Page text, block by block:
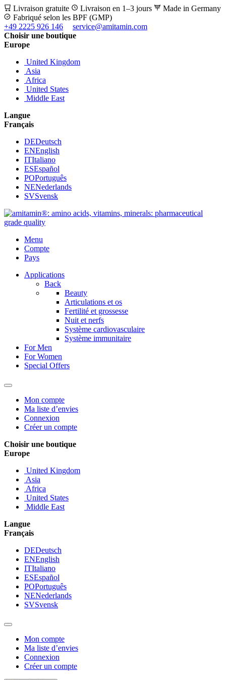
Livraison gratuite Livraison en 1–3 jours
Made in Germany
Fabriqué selon les BPF (GMP)
+49 2225 926 146
service@amitamin.com
Choisir une boutique
Europe
United Kingdom
Asia
Africa
United States
Middle East
Langue
Français
DEDeutsch
ENEnglish
ITItaliano
ESEspañol
POPortuguês
NENederlands
SVSvensk
Menu
Compte
Pays
Applications
Back
Beauty
Articulations et os
Fertilité et grossesse
Nuit et nerfs
Système cardiovasculaire
Système immunitaire
For Men
For Women
Special Offers
Mon compte
Ma liste d’envies
Connexion
Créer un compte
Choisir une boutique
Europe
United Kingdom
Asia
Africa
United States
Middle East
Langue
Français
DEDeutsch
ENEnglish
ITItaliano
ESEspañol
POPortuguês
NENederlands
SVSvensk
Mon compte
Ma liste d’envies
Connexion
Créer un compte